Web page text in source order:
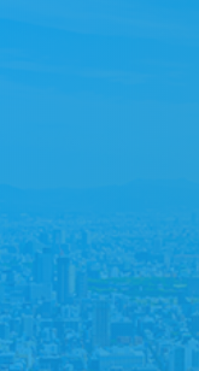
、パナソニック他